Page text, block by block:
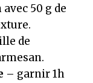
50 g de
de
– garnir 1h